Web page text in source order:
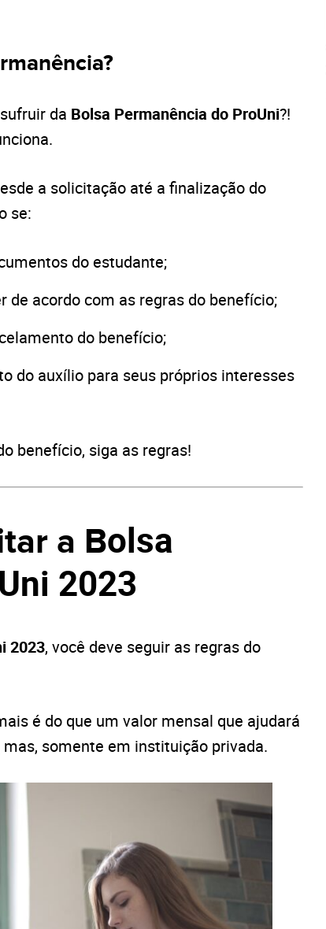
da Bolsa Permanência do ProUni?!
a solicitação até a finalização do
se:
do estudante;
de acordo com as regras do benefício;
do benefício;
do auxílio para seus próprios interesses
benefício, siga as regras!
a Bolsa
2023
2023, você deve seguir as regras do
é do que um valor mensal que ajudará
somente em instituição privada.